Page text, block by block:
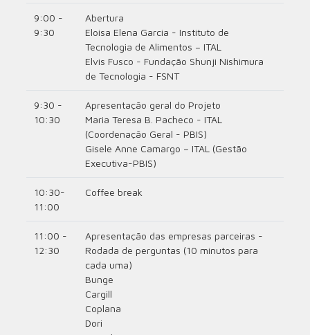
9:00 -
9:30
Abertura
Eloisa Elena Garcia - Instituto de
Tecnologia de Alimentos – ITAL
Elvis Fusco - Fundação Shunji Nishimura
de Tecnologia - FSNT
9:30 -
10:30
Apresentação geral do Projeto
Maria Teresa B. Pacheco - ITAL
(Coordenação Geral - PBIS)
Gisele Anne Camargo – ITAL (Gestão
Executiva-PBIS)
10:30-
11:00
Coffee break
11:00 -
12:30
Apresentação das empresas parceiras -
Rodada de perguntas (10 minutos para
cada uma)
Bunge
Cargill
Coplana
Dori